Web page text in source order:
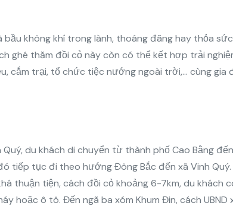
không khí trong lành, thoáng đãng hay thỏa
ghé thăm đồi cỏ này còn có thể kết hợp trải
cắm trại, tổ chức tiệc nướng ngoài trời,… cùng gia
du khách di chuyển từ thành phố Cao Bằng
tiếp tục đi theo hướng Đông Bắc đến xã Vinh
thuận tiện, cách đồi cỏ khoảng 6-7km, du khách
hoặc ô tô. Đến ngã ba xóm Khum Đin, cách UBND